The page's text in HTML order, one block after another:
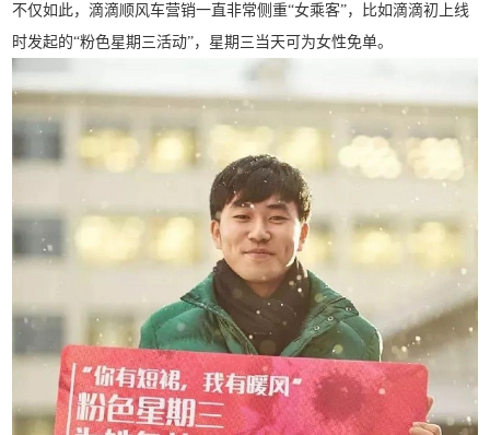
不仅如此，滴滴顺风车营销一直非常侧重“女乘客”，比如滴滴初上线
时发起的“粉色星期三活动”，星期三当天可为女性免单。